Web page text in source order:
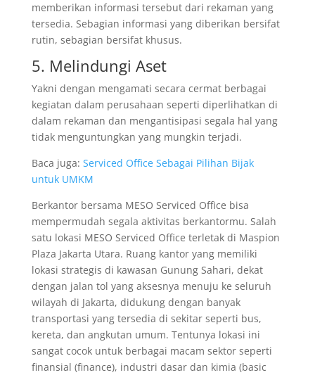
memberikan informasi tersebut dari rekaman yang
tersedia. Sebagian informasi yang diberikan bersifat
rutin, sebagian bersifat khusus.
5. Melindungi Aset
Yakni dengan mengamati secara cermat berbagai
kegiatan dalam perusahaan seperti diperlihatkan di
dalam rekaman dan mengantisipasi segala hal yang
tidak menguntungkan yang mungkin terjadi.
Baca juga: Serviced Office Sebagai Pilihan Bijak
untuk UMKM
Berkantor bersama MESO Serviced Office bisa
mempermudah segala aktivitas berkantormu. Salah
satu lokasi MESO Serviced Office terletak di Maspion
Plaza Jakarta Utara. Ruang kantor yang memiliki
lokasi strategis di kawasan Gunung Sahari, dekat
dengan jalan tol yang aksesnya menuju ke seluruh
wilayah di Jakarta, didukung dengan banyak
transportasi yang tersedia di sekitar seperti bus,
kereta, dan angkutan umum. Tentunya lokasi ini
sangat cocok untuk berbagai macam sektor seperti
finansial (finance), industri dasar dan kimia (basic